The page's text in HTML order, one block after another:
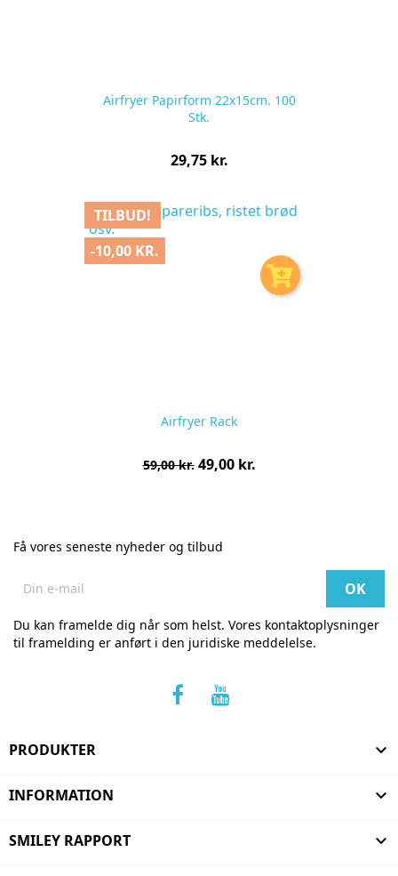
Airfryer Papirform 22x15cm. 100
Stk.
Pris
29,75 kr.
Airfryer Rack
Normalpris
59,00 kr. Pris
49,00 kr.
TILBUD!
-10,00 KR.
Få vores seneste nyheder og tilbud
Du kan framelde dig når som helst. Vores kontaktoplysninger
til framelding er anført i den juridiske meddelelse.
PRODUKTER 
INFORMATION 
SMILEY RAPPORT 